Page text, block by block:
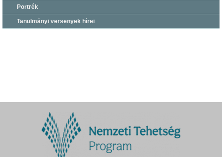
Portrék
Tanulmányi versenyek hírei